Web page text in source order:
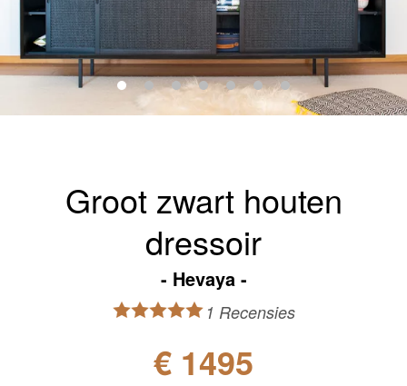
Groot zwart houten
dressoir
Hevaya
1 Recensies
€ 1495